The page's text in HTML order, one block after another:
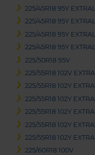
225/45R18 95Y
225/45R18 95Y
225/45R18 95Y
225/45R18 95Y
225/50R18 95V
225/55R18 102V
225/55R18 102Y
225/55R18 102Y
225/55R18 102Y
225/55R18 102Y
225/55R18 102Y
225/60R18 100V